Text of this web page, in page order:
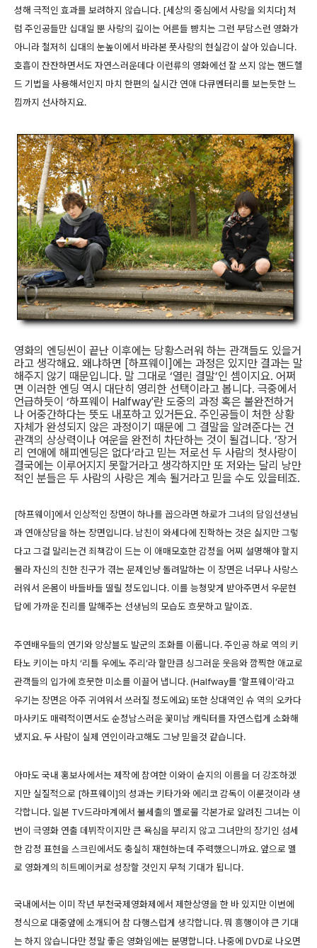
성해 극적인 효과를 보려하지 않습니다. [세상의 중심에서 사랑을 외치다] 처
럼 주인공들만 십대일 뿐 사랑의 깊이는 어른들 뺨치는 그런 부담스런 영화가
아니라 철저히 십대의 눈높이에서 바라본 풋사랑의 현실감이 살아 있습니다.
호흡이 잔잔하면서도 자연스러운데다 이런류의 영화에선 잘 쓰지 않는 핸드헬
드 기법을 사용해서인지 마치 한편의 실시간 연애 다큐멘터리를 보는듯한 느
낌까지 선사하지요.
영화의 엔딩씬이 끝난 이후에는 당황스러워 하는 관객들도 있을거
라고 생각해요. 왜냐하면 [하프웨이]에는 과정은 있지만 결과는 말
해주지 않기 때문입니다. 말 그대로 ‘열린 결말’인 셈이지요. 어쩌
면 이러한 엔딩 역시 대단히 영리한 선택이라고 봅니다. 극중에서
언급하듯이 ‘하프웨이 Halfway'란 도중의 과정 혹은 불완전하거
나 어중간하다는 뜻도 내포하고 있거든요. 주인공들이 처한 상황
자체가 완성되지 않은 과정이기 때문에 그 결말을 알려준다는 건
관객의 상상력이나 여운을 완전히 차단하는 것이 될겁니다. ’장거
리 연애에 해피엔딩은 없다‘라고 믿는 저로선 두 사람의 첫사랑이
결국에는 이루어지지 못할거라고 생각하지만 또 저와는 달리 낭만
적인 분들은 두 사람의 사랑은 계속 될거라고 믿을 수도 있을테죠.
[하프웨이]에서 인상적인 장면이 하나를 꼽으라면 하로가 그녀의 담임선생님
과 연애상담을 하는 장면입니다. 남친이 와세다에 진학하는 것은 싫지만 그렇
다고 그걸 말리는건 죄책감이 드는 이 애매모호한 감정을 어찌 설명해야 할지
몰라 자신의 친한 친구가 겪는 문제인냥 돌려말하는 이 장면은 너무나 사랑스
러워서 온몸이 바들바들 떨릴 정도입니다. 이를 능청맞게 받아주면서 우문현
답에 가까운 진리를 말해주는 선생님의 모습도 흐뭇하고 말이죠.
주연배우들의 연기와 앙상블도 발군의 조화를 이룹니다. 주인공 하로 역의 키
타노 키이는 마치 ‘리틀 우에노 주리’라 할만큼 싱그러운 웃음와 깜찍한 애교로
관객들의 입가에 흐뭇한 미소를 이끌어 냅니다. (Halfway를 '할프웨이‘라고
우기는 장면은 아주 귀여워서 쓰러질 정도에요) 또한 상대역인 슈 역의 오카다
마사키도 매력적이면서도 순정남스러운 꽃미남 캐릭터를 자연스럽게 소화해
냈지요. 두 사람이 실제 연인이라고해도 그냥 믿을것 같습니다.
아마도 국내 홍보사에서는 제작에 참여한 이와이 슌지의 이름을 더 강조하겠
지만 실질적으로 [하프웨이]의 성과는 키타가와 에리코 감독이 이룬것이라 생
각합니다. 일본 TV드라마계에서 불세출의 멜로물 각본가로 알려진 그녀는 이
번이 극영화 연출 데뷔작이지만 큰 욕심을 부리지 않고 그녀만의 장기인 섬세
한 감정 표현을 스크린에서도 충실히 재현하는데 주력했으니까요. 앞으로 멜
로 영화계의 히트메이커로 성장할 것인지 무척 기대가 됩니다.
국내에서는 이미 작년 부천국제영화제에서 제한상영을 한 바 있지만 이번에
정식으로 대중앞에 소개되어 참 다행스럽게 생각합니다. 뭐 흥행이야 큰 기대
는 하지 않습니다만 정말 좋은 영화임에는 분명합니다. 나중에 DVD로 나오면